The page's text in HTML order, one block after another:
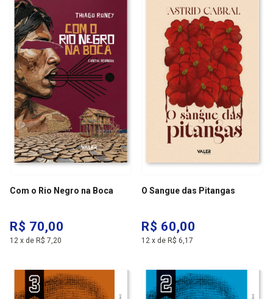
Com o Rio Negro na Boca
R$ 70,00
12 x de R$ 7,20
O Sangue das Pitangas
R$ 60,00
12 x de R$ 6,17